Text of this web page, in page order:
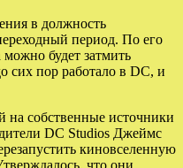
в должность
период. По его
можно будет затмить
сих пор работало в DC, и
на собственные источники
DC Studios Джеймс
киновселенную
что они